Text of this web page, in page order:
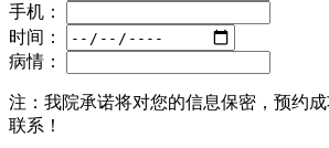
手机：
时间：
病情：
注： 我院承诺将对您的信息保密，预约
联系！